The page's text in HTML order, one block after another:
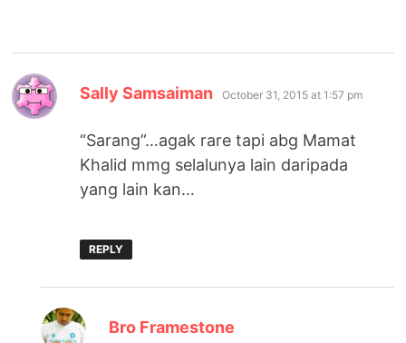
Sally Samsaiman says:
October 31, 2015 at 1:57 pm
“Sarang”…agak rare tapi abg Mamat
Khalid mmg selalunya lain daripada
yang lain kan…
REPLY
Bro Framestone